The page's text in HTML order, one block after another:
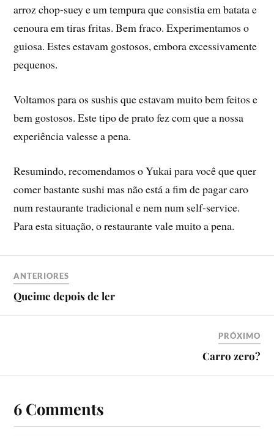
arroz chop-suey e um tempura que consistia em batata e
cenoura em tiras fritas. Bem fraco. Experimentamos o
guiosa. Estes estavam gostosos, embora excessivamente
pequenos.
Voltamos para os sushis que estavam muito bem feitos e
bem gostosos. Este tipo de prato fez com que a nossa
experiência valesse a pena.
Resumindo, recomendamos o Yukai para você que quer
comer bastante sushi mas não está a fim de pagar caro
num restaurante tradicional e nem num self-service.
Para esta situação, o restaurante vale muito a pena.
ANTERIORES
Queime depois de ler
PRÓXIMO
Carro zero?
6 Comments